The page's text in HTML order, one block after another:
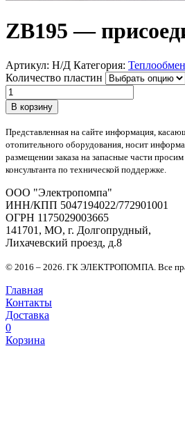
ZB195 —
Артикул: Н/Д Категория:
Количество пластин
Количество
товара
ZB195
-
присоединение
В корзину
Представленная на сайте информация,
отопительного оборудования, носит
размещении заказа на запасные части
консультанта по технической поддержке.
OOO "Электропомпа"
ИНН/КПП 5047194022/772901001
ОГРН 1175029003665
141701, МО, г. Долгопрудный,
Лихачевский проезд, д.8
© 2016 – 2026. ГК ЭЛЕКТРОПОМПА. Все
Главная
Контакты
Доставка
0
Корзина